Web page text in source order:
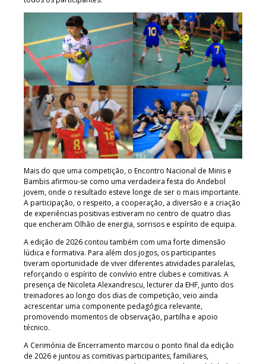
Mais do que uma competição, o Encontro Nacional de Minis e
Bambis afirmou-se como uma verdadeira festa do Andebol
jovem, onde o resultado esteve longe de ser o mais importante.
A participação, o respeito, a cooperação, a diversão e a criação
de experiências positivas estiveram no centro de quatro dias
que encheram Olhão de energia, sorrisos e espírito de equipa.
A edição de 2026 contou também com uma forte dimensão
lúdica e formativa. Para além dos jogos, os participantes
tiveram oportunidade de viver diferentes atividades paralelas,
reforçando o espírito de convívio entre clubes e comitivas. A
presença de Nicoleta Alexandrescu, lecturer da EHF, junto dos
treinadores ao longo dos dias de competição, veio ainda
acrescentar uma componente pedagógica relevante,
promovendo momentos de observação, partilha e apoio
técnico.
A Cerimónia de Encerramento marcou o ponto final da edição
de 2026 e juntou as comitivas participantes, familiares,